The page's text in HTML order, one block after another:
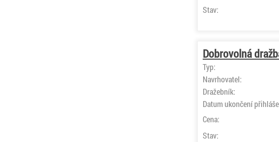
Stav:
Dobrovolná
Typ:
Navrhovatel:
Dražebník:
Datum ukončení
Cena:
Stav: